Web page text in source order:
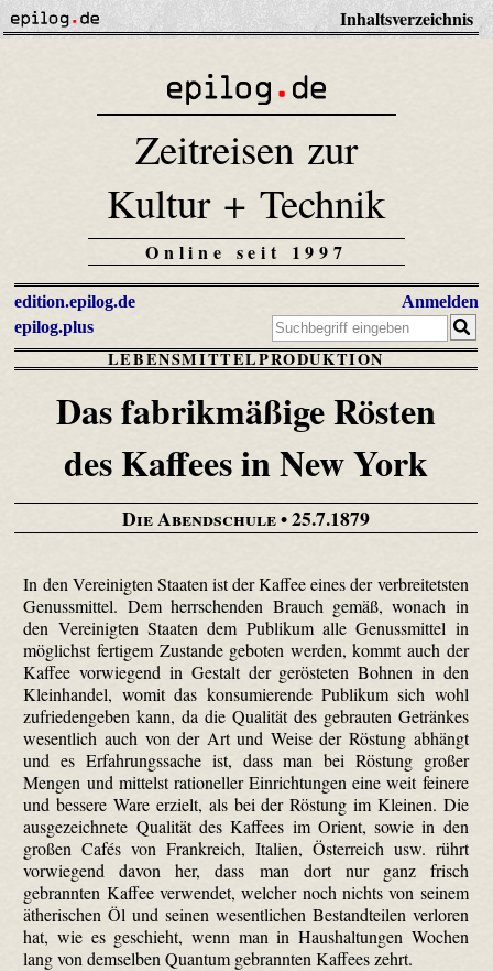
Inhaltsverzeichnis
Zeitreisen zur
Kultur + Technik
Online seit 1997
edition.epilog.de
epilog.plus
Anmelden
LEBENSMITTELPRODUKTION
Das fabrikmäßige Rösten
desKaffees in New York
Die Abendschule• 25.7.1879
In den Vereinigten Staaten ist der Kaffee eines der verbreitetsten
Genussmittel. Dem herrschenden Brauch gemäß, wonach in
den Vereinigten Staaten dem Publikum alle Genussmittel in
möglichst fertigem Zustande geboten werden, kommt auch der
Kaffee vorwiegend in Gestalt der gerösteten Bohnen in den
Kleinhandel, womit das konsumierende Publikum sich wohl
zufriedengeben kann, da die Qualität des gebrauten Getränkes
wesentlich auch von der Art und Weise der Röstung abhängt
und es Erfahrungssache ist, dass man bei Röstung großer
Mengen und mittelst rationeller Einrichtungen eine weit feinere
und bessere Ware erzielt, als bei der Röstung im Kleinen. Die
ausgezeichnete Qualität des Kaffees im Orient, sowie in den
großen Cafés von Frankreich, Italien, Österreich usw. rührt
vorwiegend davon her, dass man dort nur ganz frisch
gebrannten Kaffee verwendet, welcher noch nichts von seinem
ätherischen Öl und seinen wesentlichen Bestandteilen verloren
hat, wie es geschieht, wenn man in Haushaltungen Wochen
lang von demselben Quantum gebrannten Kaffees zehrt.